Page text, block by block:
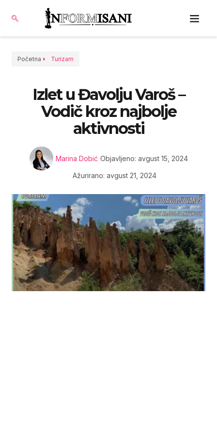
Početna Turizam
Izlet u Đavolju Varoš –
Vodič kroz najbolje
aktivnosti
Marina Dobić Objavljeno: avgust 15, 2024
Ažurirano: avgust 21, 2024